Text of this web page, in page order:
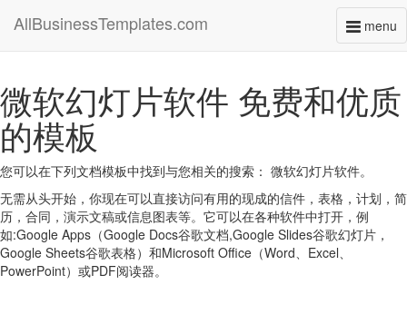
menu
AllBusinessTemplates.com
微软幻灯片软件 免费和优质
的模板
您可以在下列文档模板中找到与您相关的搜索： 微软幻灯片软件。
无需从头开始，你现在可以直接访问有用的现成的信件，表格，计划，简
历，合同，演示文稿或信息图表等。它可以在各种软件中打开，例
如:Google Apps（Google Docs谷歌文档,Google Slides谷歌幻灯片，
Google Sheets谷歌表格）和Microsoft Office（Word、Excel、
PowerPoint）或PDF阅读器。